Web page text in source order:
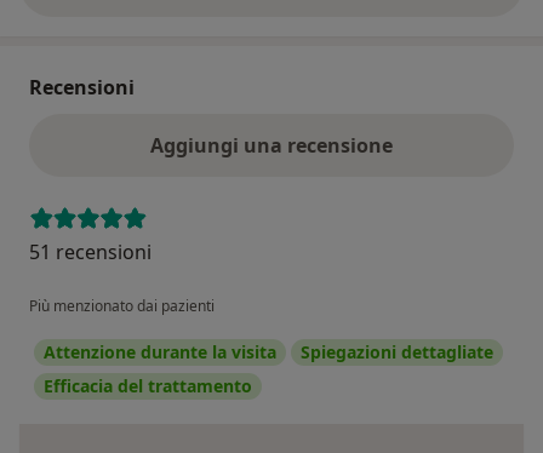
Recensioni
Aggiungi una recensione
51 recensioni
Più menzionato dai pazienti
Attenzione durante la visita
Spiegazioni dettagliate
Efficacia del trattamento